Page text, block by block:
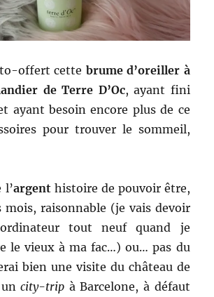
offert cette brume d’oreiller à
de Terre D’Oc, ayant fini
ayant besoin encore plus de ce
pour trouver le sommeil,
l’argenthistoire de pouvoir être,
mois, raisonnable (je vais devoir
tout neuf quand je
le vieux à ma fac…) ou… pas du
bien une visite du château de
uncity-trip à Barcelone, à défaut